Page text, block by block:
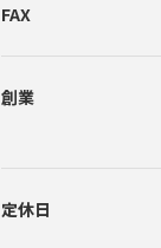
FAX
創業
定休日